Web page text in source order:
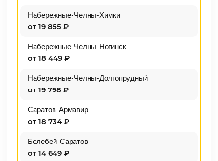
Набережные-Челны-Химки
от 19 855 ₽
Набережные-Челны-Ногинск
от 18 449 ₽
Набережные-Челны-Долгопрудный
от 19 798 ₽
Саратов-Армавир
от 18 734 ₽
Белебей-Саратов
от 14 649 ₽